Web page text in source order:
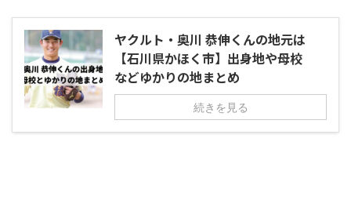
ヤクルト・奥川 恭伸くんの地元は
【石川県かほく市】出身地や母校
などゆかりの地まとめ
続きを見る